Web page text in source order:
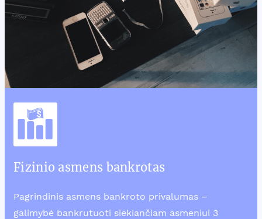
Fizinio asmens bankrotas
Pagrindinis asmens bankroto privalumas –
galimybė bankrutuoti siekiančiam asmeniui 3